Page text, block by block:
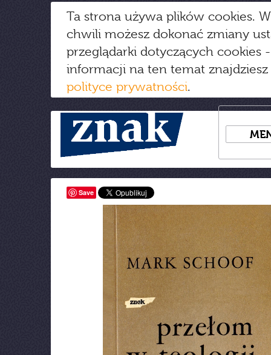
Ta strona używa plików cookies.
chwili możesz dokonać zmiany
przeglądarki dotyczących cookies
informacji na ten temat
polityce prywatności.
Save